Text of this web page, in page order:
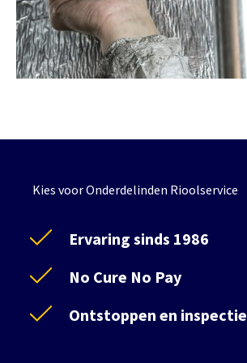
Kies voor Onderdelinden Rioolservice
Ervaring sinds 1986
No Cure No Pay
Ontstoppen en inspectie